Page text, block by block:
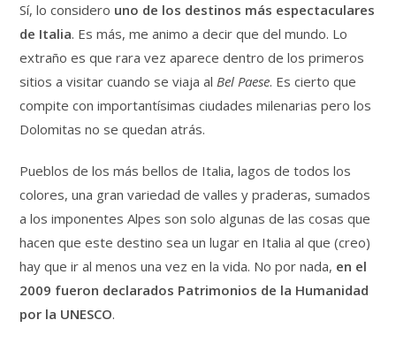
Sí, lo considero uno de los destinos más espectaculares
de Italia. Es más, me animo a decir que del mundo. Lo
extraño es que rara vez aparece dentro de los primeros
sitios a visitar cuando se viaja alBel Paese. Es cierto que
compite con importantísimas ciudades milenarias pero los
Dolomitas no se quedan atrás.
Pueblos de los más bellos de Italia, lagos de todos los
colores, una gran variedad de valles y praderas, sumados
a los imponentes Alpes son solo algunas de las cosas que
hacen que este destino sea un lugar en Italia al que (creo)
hay que ir al menos una vez en la vida. No por nada, en el
2009 fueron declarados Patrimonios de la Humanidad
por la UNESCO.